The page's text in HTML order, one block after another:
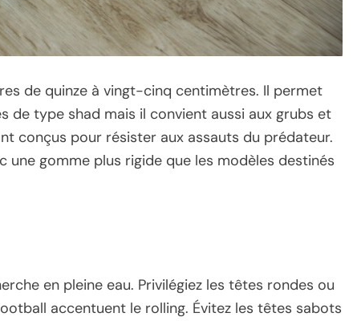
de quinze à vingt-cinq centimètres. Il permet
de type shad mais il convient aussi aux grubs et
conçus pour résister aux assauts du prédateur.
une gomme plus rigide que les modèles destinés
en pleine eau. Privilégiez les têtes rondes ou
accentuent le rolling. Évitez les têtes sabots